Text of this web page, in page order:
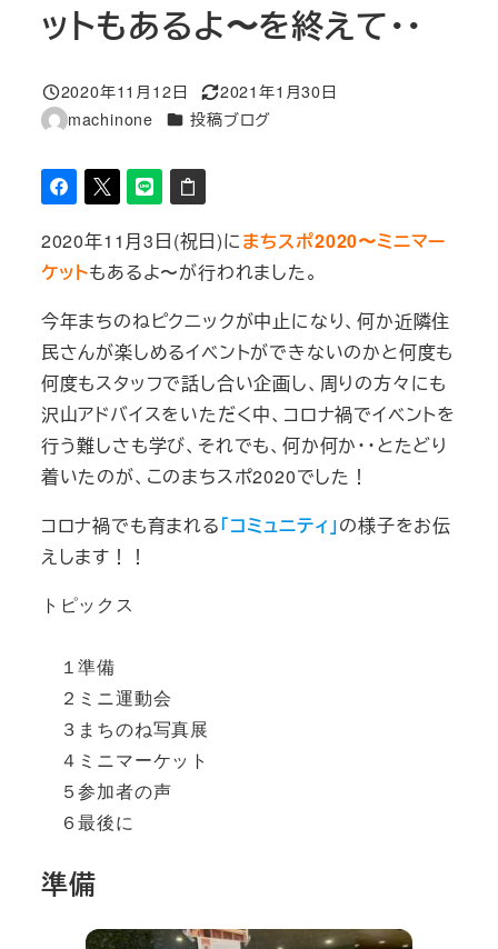
ットもあるよ〜を終えて・・
投稿日
2020年11月12日
更新日
2021年1月30日
著
machinone カテゴリー
投稿ブログ
2020年11月3日(祝日)にまちスポ2020〜ミニマー
ケットもあるよ〜が行われました。
今年まちのねピクニックが中止になり、何か近隣住
民さんが楽しめるイベントができないのかと何度も
何度もスタッフで話し合い企画し、周りの方々にも
沢山アドバイスをいただく中、コロナ禍でイベントを
行う難しさも学び、それでも、何か何か・・とたどり
着いたのが、このまちスポ2020でした！
コロナ禍でも育まれる「コミュニティ」の様子をお伝
えします！！
トピックス
１準備
２ミニ運動会
３まちのね写真展
４ミニマーケット
５参加者の声
６最後に
準備